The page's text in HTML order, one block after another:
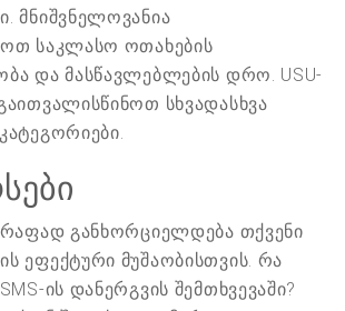
მნიშვნელოვანია
საკლასო ოთახების
და მასწავლებლების დრო. USU-
სხვადასხვა
განხორციელდება თქვენი
ეფექტური მუშაობისთვის. რა
ის დანერგვის შემთხვევაში?